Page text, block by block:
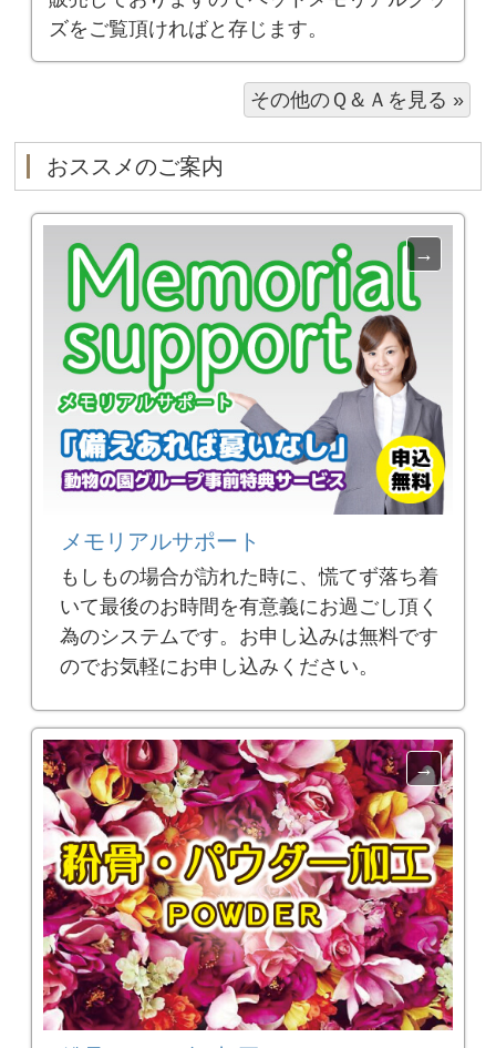
ズをご覧頂ければと存じます。
その他のＱ＆Ａを見る »
おススメのご案内
メモリアルサポート
もしもの場合が訪れた時に、慌てず落ち着
いて最後のお時間を有意義にお過ごし頂く
為のシステムです。お申し込みは無料です
のでお気軽にお申し込みください。